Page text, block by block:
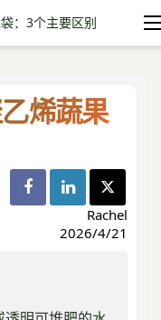
：3个主要区别
烯蔬果
Rachel
2026/4/21